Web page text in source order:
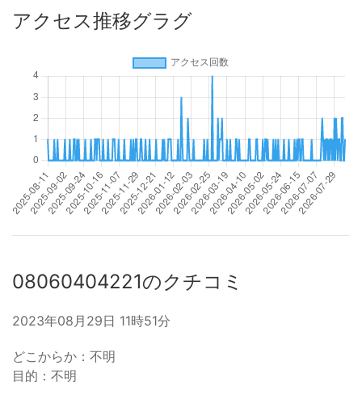
アクセス推移グラグ
08060404221のクチコミ
2023年08月29日 11時51分
どこからか：不明
目的：不明